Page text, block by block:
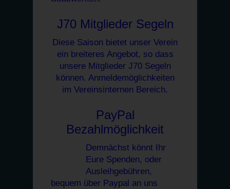
J70 Mitglieder Segeln
Diese Saison bietet unser Verein
ein breiteres Angebot, so dass
unsere Mitglieder J70 Segeln
können. Anmeldemöglichkeiten
im Vereinsinternen Bereich.
PayPal
Bezahlmöglichkeit
Demnächst könnt Ihr
Eure Spenden, oder
Ausleihgebühren,
bequem über Paypal an uns